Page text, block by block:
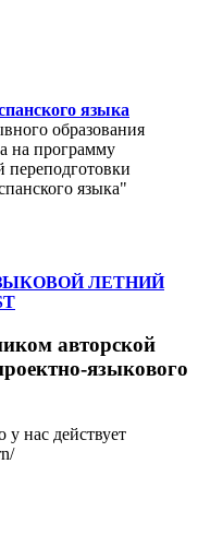
языка
образования
на программу
переподготовки
языка"
ЛЕТНИЙ
авторской
языкового
нас действует